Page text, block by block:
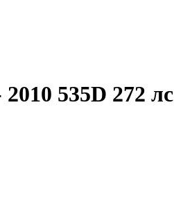
535D 272 лс